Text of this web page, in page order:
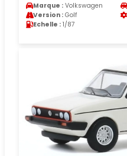
Marque : Volkswagen
Version : Golf
Echelle : 1/87